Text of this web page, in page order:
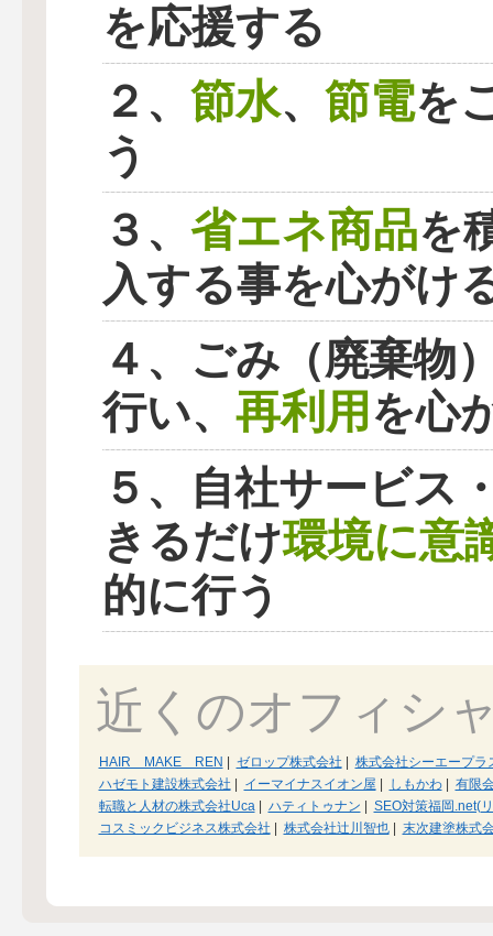
を応援する
２、 節水、 節電を
う
３、 省エネ商品を
入する事を心がけ
４、ごみ（廃棄物
行い、 再利用を心
５、自社サービス
きるだけ環境に意
的に行う
近くのオフィシ
HAIR MAKE REN ゼロップ株式会社
株式会社シーエープラ
ハゼモト建設株式会社
イーマイナスイオン屋 しもかわ|
有限
転職と人材の株式会社Uca| ハティトゥナン
SEO対策福岡.net(
コスミックビジネス株式会社
株式会社辻川智也| 末次建塗株式